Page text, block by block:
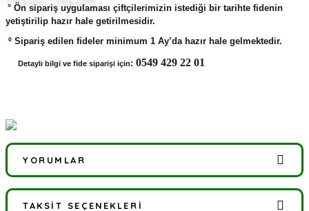
° Ön sipariş uygulaması çiftçilerimizin istediği bir tarihte fidenin
yetiştirilip hazır hale getirilmesidir.
º Sipariş edilen fideler minimum 1 Ay’da hazır hale gelmektedir.
Detaylı bilgi ve fide siparişi için: 0549 429 22 01
YORUMLAR
TAKSIT SEÇENEKLERI